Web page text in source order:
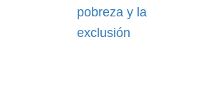
pobreza y la
exclusión